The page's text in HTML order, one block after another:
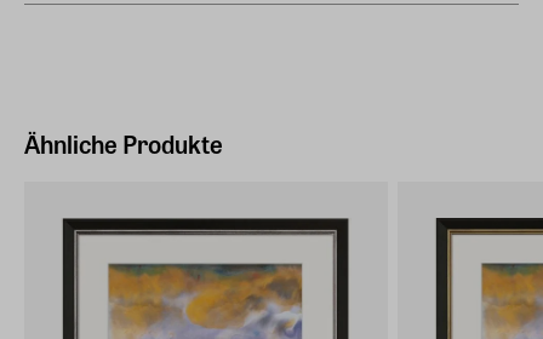
Deutschland (EU)
Ähnliche Produkte